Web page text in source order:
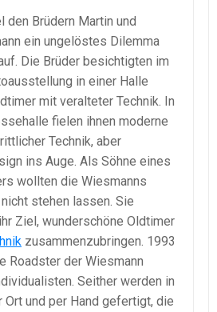
den Brüdern Martin und
ein ungelöstes Dilemma
Die Brüder besichtigten im
in einer Halle
mit veralteter Technik. In
fielen ihnen moderne
Technik, aber
ins Auge. Als Söhne eines
wollten die Wiesmanns
stehen lassen. Sie
Ziel, wunderschöne Oldtimer
zusammenzubringen. 1993
Roadster der Wiesmann
Seither werden in
Ort und per Hand gefertigt, die